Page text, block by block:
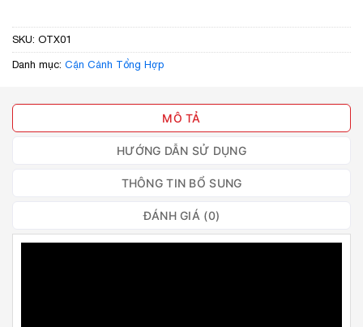
SKU: OTX01
Danh mục: Cận Cảnh Tổng Hợp
MÔ TẢ
HƯỚNG DẪN SỬ DỤNG
THÔNG TIN BỔ SUNG
ĐÁNH GIÁ (0)